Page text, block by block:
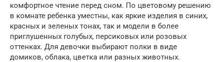
комфортное чтение перед сном. По цветовому решению
в комнате ребенка уместны, как яркие изделия в синих,
красных и зеленых тонах, так и модели в более
приглушенных голубых, персиковых или розовых
оттенках. Для девочки выбирают полки в виде
домиков, облака, цветка или разных животных.